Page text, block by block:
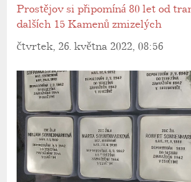
Prostějov si připomíná 80 let od
dalších 15 Kamenů zmizelých
čtvrtek, 26. května 2022, 08:56